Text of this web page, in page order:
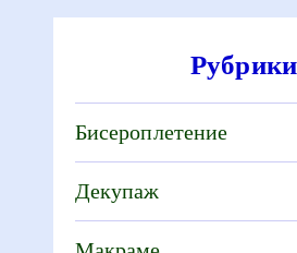
Рубрики
Бисероплетение
Декупаж